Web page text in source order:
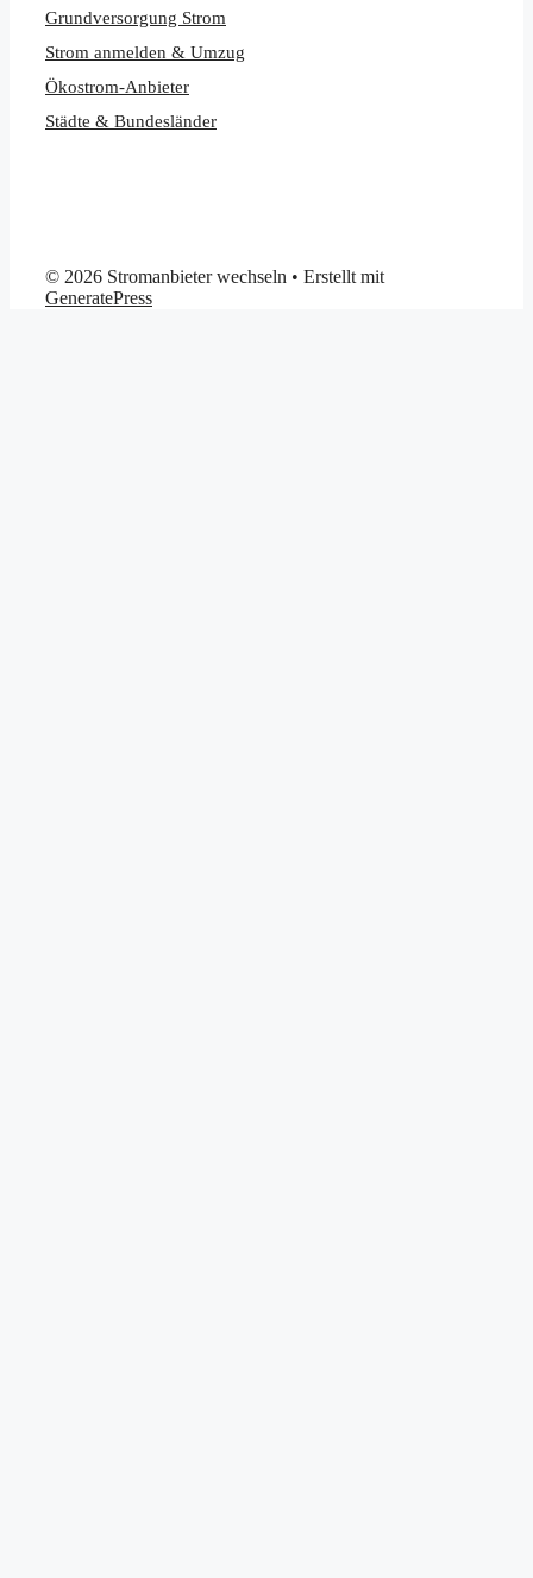
Grundversorgung Strom
Strom anmelden & Umzug
Ökostrom-Anbieter
Städte & Bundesländer
© 2026 Stromanbieter wechseln • Erstellt mit
GeneratePress